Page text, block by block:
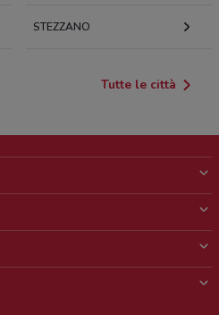
STEZZANO
Tutte le città